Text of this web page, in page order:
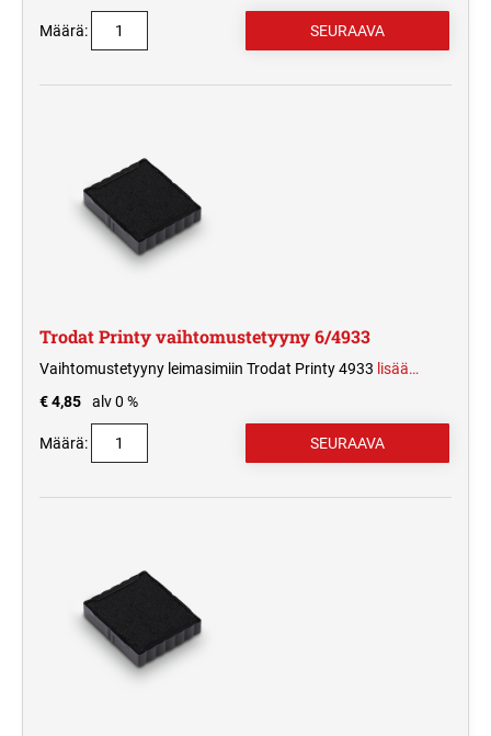
Määrä:
Trodat Printy vaihtomustetyyny 6/4933
Vaihtomustetyyny leimasimiin Trodat Printy 4933 lisää…
€ 4,85
alv 0 %
Määrä: